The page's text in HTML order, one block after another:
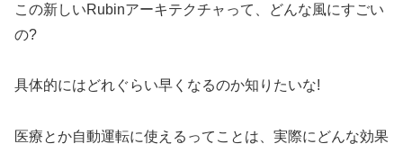
この新しいRubinアーキテクチャって、どんな風にすごい
の?
具体的にはどれぐらい早くなるのか知りたいな!
医療とか自動運転に使えるってことは、実際にどんな効果